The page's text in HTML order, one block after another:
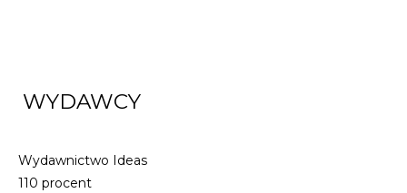
WYDAWCY
Wydawnictwo Ideas
110 procent